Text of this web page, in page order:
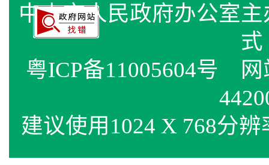
中山市人民政府办公
式
粤ICP备11005604号 网
建议使用1024 X 768分